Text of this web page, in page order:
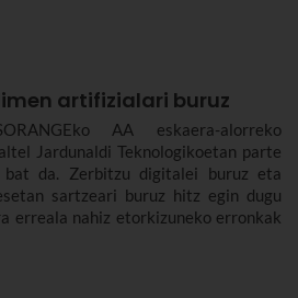
artifizialari buruz
AA eskaera-alorreko
Jardunaldi Teknologikoetan parte
da. Zerbitzu digitalei buruz eta
sartzeari buruz hitz egin dugu
erreala nahiz etorkizuneko erronkak